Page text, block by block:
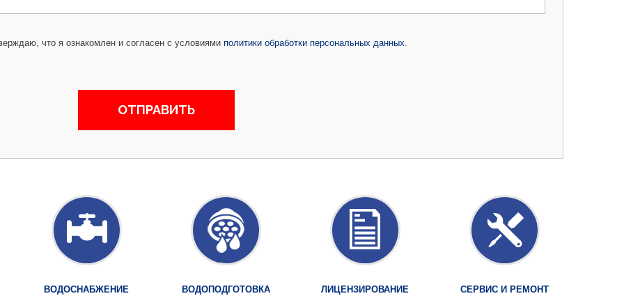
что я ознакомлен и согласен с условиями политики обработки персональных данных
ВОДОСНАБЖЕНИЕ ВОДОПОДГОТОВКА ЛИЦЕНЗИРОВАНИЕ СЕРВИС И РЕМОНТ